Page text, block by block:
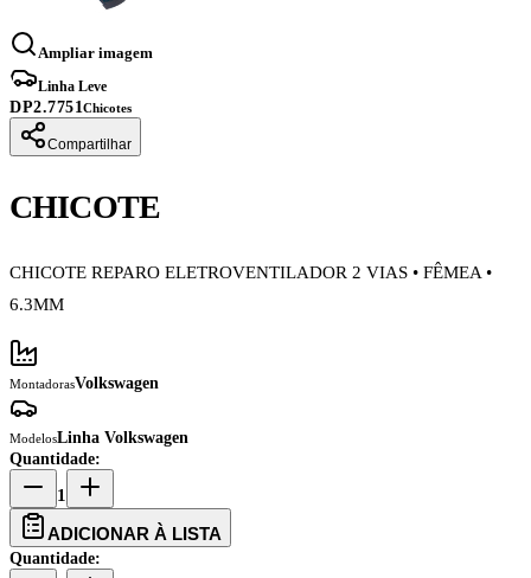
Ampliar imagem
Linha Leve
DP2.7751Chicotes
Compartilhar
CHICOTE
CHICOTE REPARO ELETROVENTILADOR 2 VIAS • FÊMEA •
6.3MM
MontadorasVolkswagen
ModelosLinha Volkswagen
Quantidade:
1
ADICIONAR À LISTA
Quantidade: